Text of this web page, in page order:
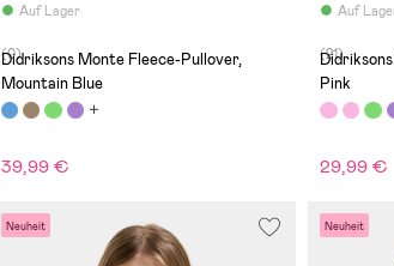
Auf Lager
(0)
Didriksons Monte Fleece-Pullover,
Mountain Blue
39,99 €
Auf
(21)
Pink
29,99 €
Neuheit Neuheit